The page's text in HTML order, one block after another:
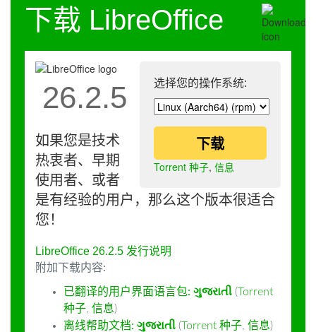
下载 LibreOffice
选择您的操作系统:
下载
Torrent 种子, 信息
26.2.5
如果您是技术
热衷者、早期
使用者、或者
是有经验的用户，那么这个版本很适合
您！
LibreOffice 26.2.5 发行说明
附加下载内容:
已翻译的用户界面语言包: ગુજરાતી (Torrent
种子, 信息)
离线帮助文档: ગુજરાતી (Torrent 种子, 信息)